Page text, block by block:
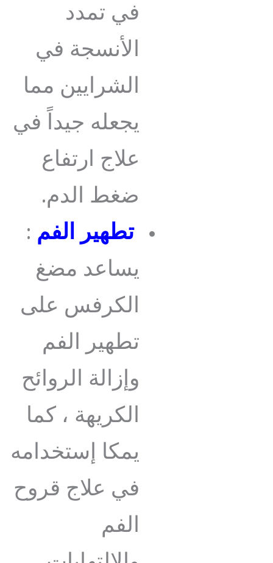
في تمدد
الأنسجة في
الشرايين مما
يجعله جيداً في
علاج ارتفاع
ضغط الدم.
تطهير الفم :
يساعد مضغ
الكرفس على
تطهير الفم
وإزالة الروائح
الكريهة ، كما
يمكا إستخدامه
في علاج قروح
الفم